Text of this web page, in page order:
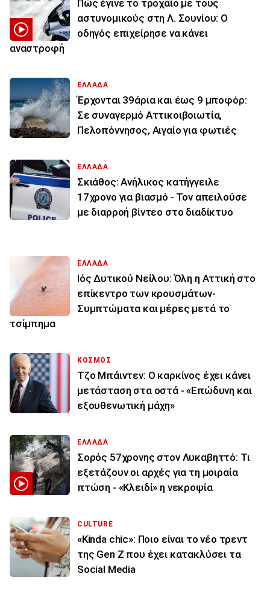
Πώς έγινε το τροχαίο με τους
αστυνομικούς στη Λ. Σουνίου: Ο
οδηγός επιχείρησε να κάνει
αναστροφή
ΕΛΛΑΔΑ
Έρχονται 39άρια και έως 9 μποφόρ:
Σε συναγερμό Αττικοιβοιωτία,
Πελοπόννησος, Αιγαίο για φωτιές
ΕΛΛΑΔΑ
Σκιάθος: Ανήλικος κατήγγειλε
17χρονο για βιασμό - Τον απειλούσε
με διαρροή βίντεο στο διαδίκτυο
ΕΛΛΑΔΑ
Ιός Δυτικού Νείλου: Όλη η Αττική στο
επίκεντρο των κρουσμάτων-
Συμπτώματα και μέρες μετά το
τσίμπημα
ΚΟΣΜΟΣ
Τζο Μπάιντεν: Ο καρκίνος έχει κάνει
μετάσταση στα οστά - «Επώδυνη και
εξουθενωτική μάχη»
ΕΛΛΑΔΑ
Σορός 57χρονης στον Λυκαβηττό: Τι
εξετάζουν οι αρχές για τη μοιραία
πτώση - «Κλειδί» η νεκροψία
CULTURE
«Kinda chic»: Ποιο είναι το νέο τρεντ
της Gen Z που έχει κατακλύσει τα
Social Media